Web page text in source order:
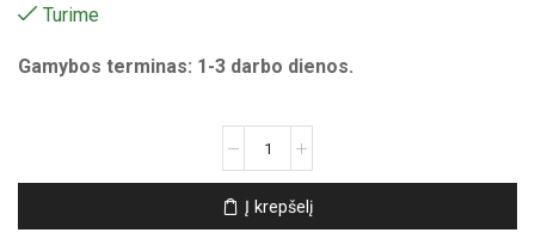
Turime
Gamybos terminas: 1-3 darbo dienos.
Unisex
marškinėliai
Į krepšelį